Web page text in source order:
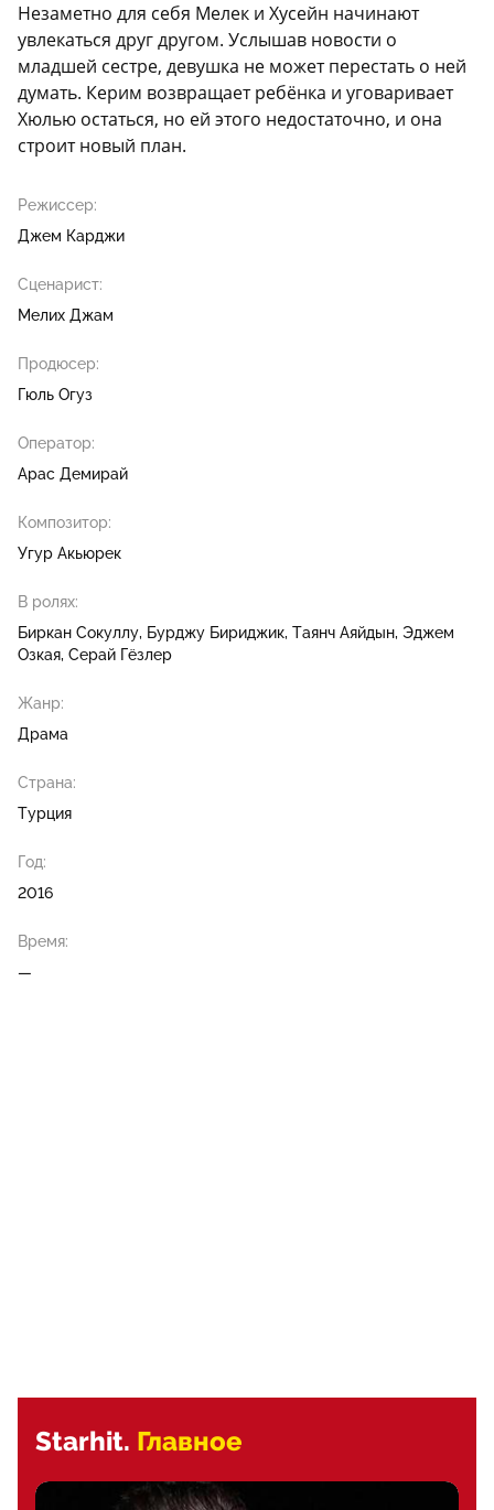
Незаметно для себя Мелек и Хусейн начинают
увлекаться друг другом. Услышав новости о
младшей сестре, девушка не может перестать о ней
думать. Керим возвращает ребёнка и уговаривает
Хюлью остаться, но ей этого недостаточно, и она
строит новый план.
Режиссер:
Джем Карджи
Сценарист:
Мелих Джам
Продюсер:
Гюль Огуз
Оператор:
Арас Демирай
Композитор:
Угур Акьюрек
В ролях:
Биркан Сокуллу Бурджу Бириджик Таянч Аяйдын Эджем
Озкая Серай Гёзлер
Жанр:
Драма
Страна:
Турция
Год:
2016
Время:
—
Starhit. Главное